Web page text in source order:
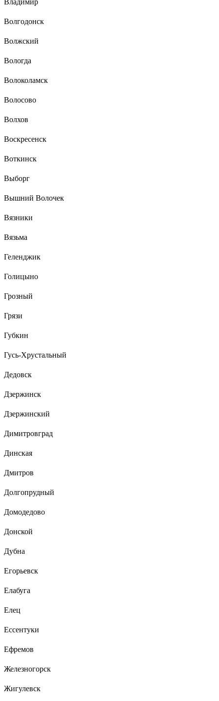
Волгодонск
Волжский
Вологда
Волоколамск
Волосово
Волхов
Воскресенск
Воткинск
Выборг
Вышний Волочек
Вязники
Вязьма
Геленджик
Голицыно
Грозный
Грязи
Губкин
Гусь-Хрустальный
Дедовск
Дзержинск
Дзержинский
Димитровград
Динская
Дмитров
Долгопрудный
Домодедово
Донской
Дубна
Егорьевск
Елабуга
Елец
Ессентуки
Ефремов
Железногорск
Жигулевск